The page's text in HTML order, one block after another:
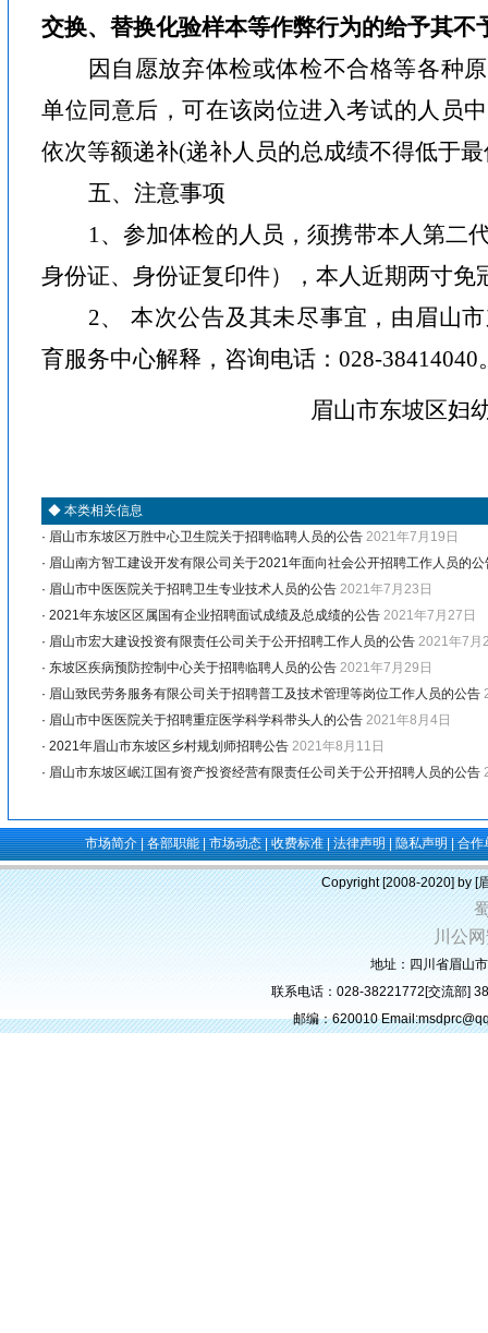
交换、替换化验样本等作弊行为的给予其不
因自愿放弃体检或体检不合格等各种
单位同意后，可在该岗位进入考试的人员
依次等额递补(递补人员的总成绩不得低于
五、注意事项
1、参加体检的人员，须携带本人第二
身份证、身份证复印件），本人近期两寸免
2、
本次公告及其未尽事宜，由眉山
育服务中心解释，咨询电话： 028-38414040
眉山市东坡区妇
◆ 本类相关信息
· 眉山市东坡区万胜中心卫生院关于招聘临聘人员的公告 2021年7月19日
· 眉山南方智工建设开发有限公司关于2021年面向社会公开招聘工作人员的公
· 眉山市中医医院关于招聘卫生专业技术人员的公告 2021年7月23日
· 2021年东坡区区属国有企业招聘面试成绩及总成绩的公告 2021年7月27日
· 眉山市宏大建设投资有限责任公司关于公开招聘工作人员的公告 2021年7月
· 东坡区疾病预防控制中心关于招聘临聘人员的公告 2021年7月29日
· 眉山致民劳务服务有限公司关于招聘普工及技术管理等岗位工作人员的公告
· 眉山市中医医院关于招聘重症医学科学科带头人的公告 2021年8月4日
· 2021年眉山市东坡区乡村规划师招聘公告 2021年8月11日
· 眉山市东坡区岷江国有资产投资经营有限责任公司关于公开招聘人员的公告
市场简介|各部职能|市场动态|收费标准|法律声明|隐私声明|合作
Copyright [2008-2020] by [
川公
地址：四川省眉山
联系电话：028-38221772[交流部]
邮编：620010